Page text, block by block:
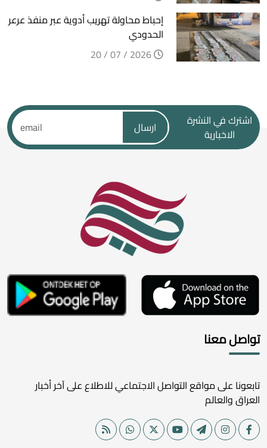
إحباط محاولة تهريب أدوية عبر منفذ عرعر
الحدودي
اشترك في النشرة
الاخبارية
ارسال
تواصل معنا
تابعونا على مواقع التواصل الاجتماعي للاطلاع على آخر أخبار
العراق والعالم